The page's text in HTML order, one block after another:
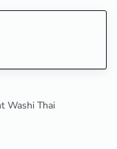
Washi Thai